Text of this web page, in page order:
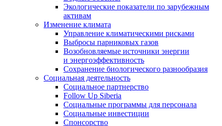
Экологические показатели по зарубежным
активам
Изменение климата
Управление климатическими рисками
Выбросы парниковых газов
Возобновляемые источники энергии
и энергоэффективность
Сохранение биологического разнообразия
Социальная деятельность
Социальное партнерство
Follow Up Siberia
Социальные программы для персонала
Социальные инвестиции
Спонсорство